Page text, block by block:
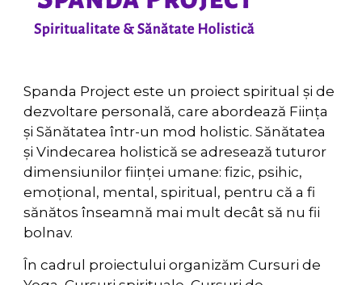
Spanda Project este un proiect spiritual și de
dezvoltare personală, care abordează Ființa
și Sănătatea într-un mod holistic. Sănătatea
și Vindecarea holistică se adresează tuturor
dimensiunilor ființei umane: fizic, psihic,
emoțional, mental, spiritual, pentru că a fi
sănătos înseamnă mai mult decât să nu fii
bolnav.
În cadrul proiectului organizăm Cursuri de